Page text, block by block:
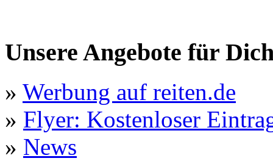
Unsere Angebote für
» Werbung auf reiten.de
» Flyer: Kostenloser
» News